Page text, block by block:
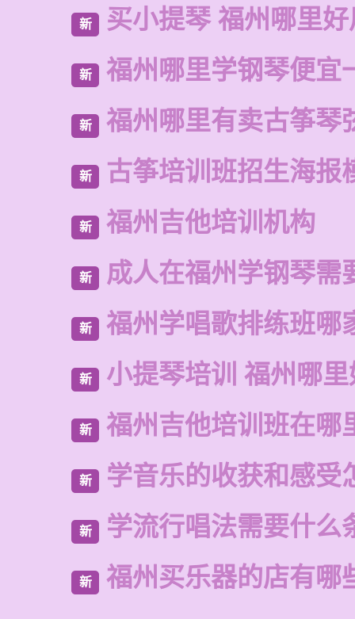
新 买小提琴 福州哪里
新 福州哪里学钢琴便宜
新 福州哪里有卖古筝琴
新 古筝培训班招生海报
新 福州吉他培训机构
新 成人在福州学钢琴需
新 福州学唱歌排练班哪
新 小提琴培训 福州哪
新 福州吉他培训班在哪
新 学音乐的收获和感受
新 学流行唱法需要什么
新 福州买乐器的店有哪